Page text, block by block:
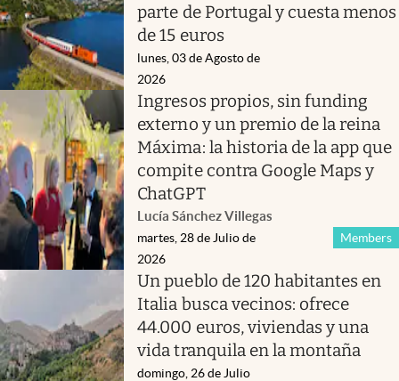
parte de Portugal y cuesta menos
de 15 euros
lunes, 03 de Agosto de
2026
Ingresos propios, sin funding
externo y un premio de la reina
Máxima: la historia de la app que
compite contra Google Maps y
ChatGPT
Lucía Sánchez Villegas
Members
martes, 28 de Julio de
2026
Un pueblo de 120 habitantes en
Italia busca vecinos: ofrece
44.000 euros, viviendas y una
vida tranquila en la montaña
domingo, 26 de Julio